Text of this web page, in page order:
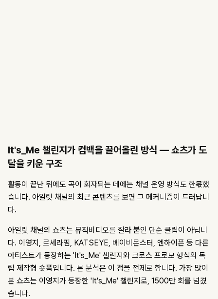
It's_Me 챌린지가 컴백을 끌어올린 방식 — 쇼츠가 도
달을 키운 구조
활동이 끝난 뒤에도 곡이 회자되는 데에는 채널 운영 방식도 한몫했
습니다. 아일릿 채널의 최근 콘텐츠를 보면 그 메커니즘이 드러납니
다.
아일릿 채널의 쇼츠는 뮤직비디오를 잘라 붙인 단순 클립이 아닙니
다. 이영지, 르세라핌, KATSEYE, 베이비몬스터, 엔하이픈 등 다른
아티스트가 등장하는 'It's_Me' 챌린지와 크로스 프로모 형식의 독
립 제작형 숏폼입니다. 본 분석은 이 점을 전제로 합니다. 가장 많이
본 쇼츠는 이영지가 등장한 'It's_Me' 챌린지로, 1500만 회를 넘겼
습니다.